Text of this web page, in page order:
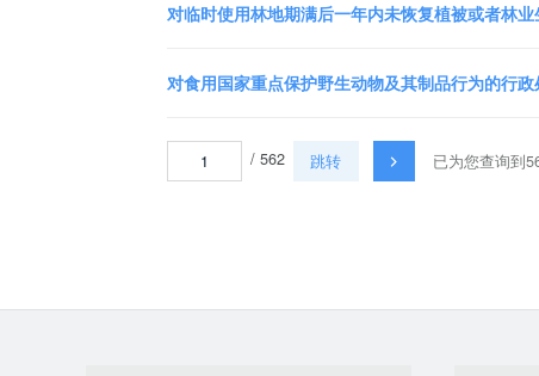
对临时使用林地期满后一年内未恢复植被或者林
对食用国家重点保护野生动物及其制品行为的行政
/ 562 跳转 已为您查询到